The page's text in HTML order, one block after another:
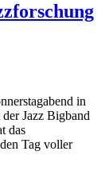
in
Jazz Bigband
das
Tag voller